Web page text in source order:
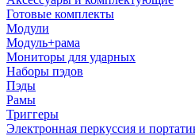
Готовые комплекты
Модули
Модуль+рама
Мониторы для ударных
Наборы пэдов
Пэды
Рамы
Триггеры
Электронная перкуссия и